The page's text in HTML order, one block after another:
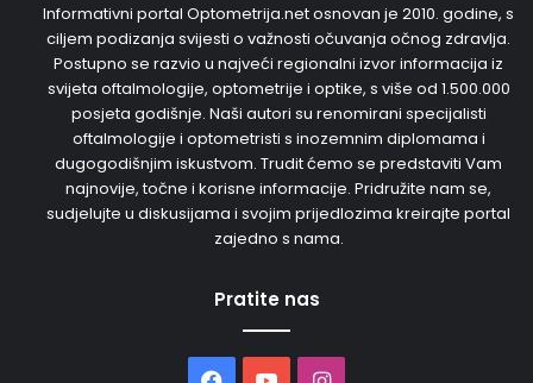
Informativni portal Optometrija.net osnovan je 2010. godine, s
ciljem podizanja svijesti o važnosti očuvanja očnog zdravlja.
Postupno se razvio u najveći regionalni izvor informacija iz
svijeta oftalmologije, optometrije i optike, s više od 1.500.000
posjeta godišnje. Naši autori su renomirani specijalisti
oftalmologije i optometristi s inozemnim diplomama i
dugogodišnjim iskustvom. Trudit ćemo se predstaviti Vam
najnovije, točne i korisne informacije. Pridružite nam se,
sudjelujte u diskusijama i svojim prijedlozima kreirajte portal
zajedno s nama.
Pratite nas